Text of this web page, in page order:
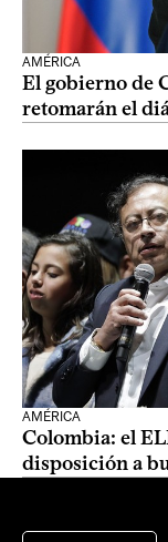
AMÉRICA
El gobierno de
retomarán el
AMÉRICA
Colombia: el
disposición a